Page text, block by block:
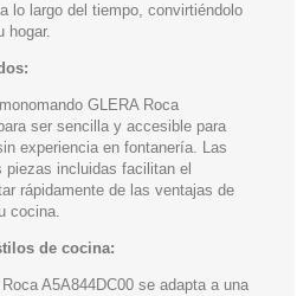
lo largo del tiempo, convirtiéndolo
hogar.
GLERA Roca
ser sencilla y accesible para
experiencia en fontanería. Las
incluidas facilitan el
rápidamente de las ventajas de
cocina.
de cocina:
A5A844DC00 se adapta a una